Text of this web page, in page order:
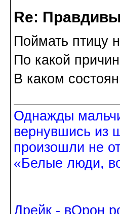
Re:
Поймать птицу
По какой
В каком
Однажды
вернувшись из
произошли не
«Белые люди,
Дрейк - вОрон